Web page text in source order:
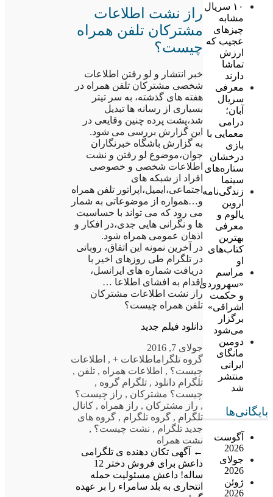
۱۰ سریال
مشابه
چیزهای
عجیب که
ارزش
تماشا
دارند
معرفی
سریال
آبان؛
درامی
معمایی با
بازی
درخشان
ستاره‌های
سینما
زندگی‌نامه
اروین
یالوم و
معرفی
بهترین
کتاب‌های
او
مراسم
«سهروردی
و حکمت
اشراقی»
برگزار
می‌شود
دومین
مانگای
ایرانی
منتشر
شد
بایگانی‌ها
آگوست
2026
جولای
2026
ژوئن
2026
راز نشت اطلاعات
مشترکان تلفن همراه
چیست؟
خبر انتشار و لو رفتن اطلاعات
شخصی مشترکان تلفن همراه در
هفته های گذشته، به سر تیتر
بسیاری از رسانه ها تبدیل
شد،پشت پرده چنین وقایعی در
این گزارش بررسی می شود.
به گزارش باشگاه خبرنگاران
جوان،موضوع لو رفتن و نشت
اطلاعات شخصی و خصوصی
افراد از شبکه های
اجتماعی،ایمیل،اپراتور تلفن همراه
و…همواره از موضوعاتی به شمار
می رود که می تواند با حساسیت
ها و نگرانی هایی جدی،در افکار و
اذهان عمومی همراه شود.
در آخرین نمونه این اتفاق، روباتی
در تلگرام طی روزهای اخیر با
دریافت شماره های ایرانسل،
اقدام به افشای اطلاعا …
راز نشت اطلاعات مشترکان
تلفن همراه چیست؟
دانلود فیلم جدید
جولای 7, 2016
گروه تلگراماطلاعات +, اطلاعات
چیست؟ , اطلاعات همراه , تلفن ,
تلگرام دانلود , تلگرام گروه ,
چیست؟ مشترکان , راز چیست؟
, راز مشترکان , راز همراه , کانال
تلگرام , گروه تلگرام , گروه های
جدید تلگرام , نشت چیست؟ ,
نشت همراه
←
آگهی تکان دهنده ی تلگرامی
داعش برای فروش دختر 12
ساله! داعش مسئولیت حمله
انتحاری به بلد سامراء را بر عهده